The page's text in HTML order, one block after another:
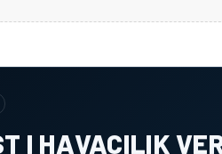
I HAVACILIK